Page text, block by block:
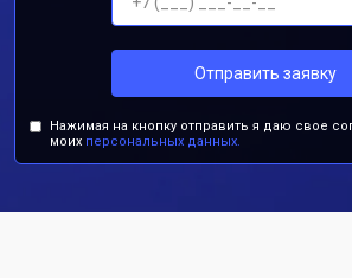
Отправить заявку
Нажимая на кнопку отправить я даю свое
моих персональных данных.